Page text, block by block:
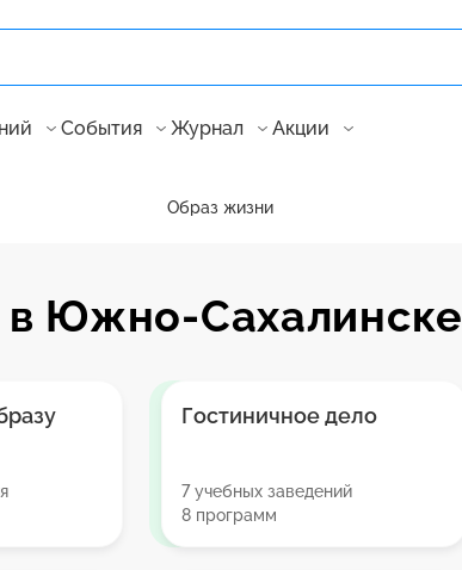
События Журнал Акции
Образ жизни
в Южно-Сахалинске
Гостиничное дело
7 учебных заведений
8 программ